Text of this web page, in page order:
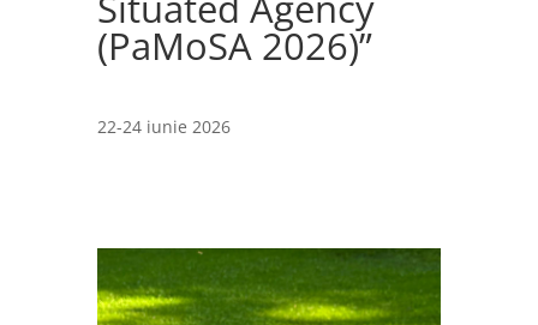
(PaMoSA 2026)”
22-24 iunie 2026